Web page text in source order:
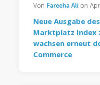
Von Fareeha Alion
Neue Ausgabe
Marktplatz Index
wachsen erneut
Commerce